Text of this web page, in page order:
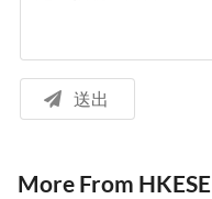
送出
More From HKESE